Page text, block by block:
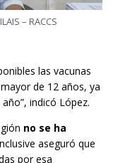
– RACCS
las vacunas
de 12 años, ya
indicó López.
no se ha
aseguró que
por esa